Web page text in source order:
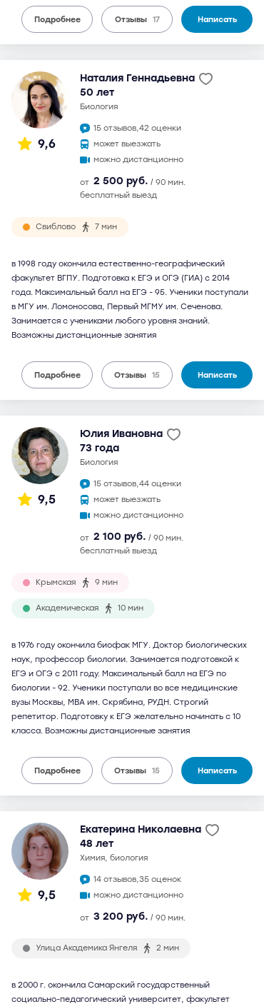
Подробнее Отзывы 17 Написать
9,6
Наталия Геннадьевна
50 лет
биология
15 отзывов,42 оценки
может выезжать
можно дистанционно
от 2 500 руб. / 90 мин.
бесплатный выезд
Свиблово 7 мин
в 1998 году окончила естественно-географический
факультет ВГПУ. Подготовка к ЕГЭ и ОГЭ (ГИА) с 2014
года. Максимальный балл на ЕГЭ - 95. Ученики поступали
в МГУ им. Ломоносова, Первый МГМУ им. Сеченова.
Занимается с учениками любого уровня знаний.
Возможны дистанционные занятия
Подробнее Отзывы 15 Написать
9,5
Юлия Ивановна
73 года
биология
15 отзывов,44 оценки
может выезжать
можно дистанционно
от 2 100 руб. / 90 мин.
бесплатный выезд
Крымская 9 мин
Академическая 10 мин
в 1976 году окончила биофак МГУ. Доктор биологических
наук, профессор биологии. Занимается подготовкой к
ЕГЭ и ОГЭ с 2011 году. Максимальный балл на ЕГЭ по
биологии - 92. Ученики поступали во все медицинские
вузы Москвы, МВА им. Скрябина, РУДН. Строгий
репетитор. Подготовку к ЕГЭ желательно начинать с 10
класса. Возможны дистанционные занятия
Подробнее Отзывы 15 Написать
9,5
Екатерина Николаевна
48 лет
химия, биология
14 отзывов,35 оценок
можно дистанционно
от 3 200 руб. / 90 мин.
Улица Академика Янгеля 2 мин
в 2000 г. окончила Самарский государственный
социально-педагогический университет, факультет